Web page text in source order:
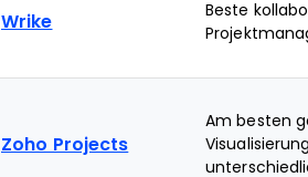
Wrike
Beste
Zoho Projects
Am besten